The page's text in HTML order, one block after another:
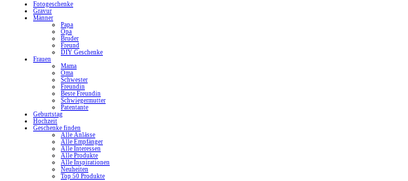
Fotogeschenke
Gravur
Männer
Papa
Opa
Bruder
Freund
DIY Geschenke
Frauen
Mama
Oma
Schwester
Freundin
Beste Freundin
Schwiegermutter
Patentante
Geburtstag
Hochzeit
Geschenke finden
Alle Anlässe
Alle Empfänger
Alle Interessen
Alle Produkte
Alle Inspirationen
Neuheiten
Top 50 Produkte